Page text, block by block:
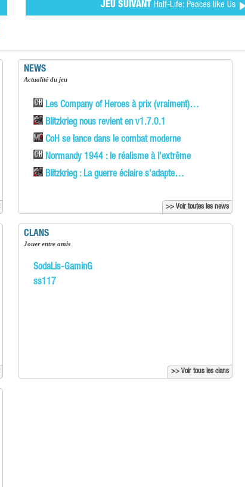
JEU SUIVANT Half-Life: Peaces like Us
NEWS
Actualité du jeu
Les Company of Heroes à prix (vraiment)…
Blitzkrieg nous revient en v1.7.0.1
CoH se lance dans le combat moderne
Normandy 1944 : le réalisme à l'extrême
Blitzkrieg : La guerre éclaire s'adapte…
>> Voir toutes les news
CLANS
Jouer entre amis
SodaLis-GaminG
ss117
>> Voir tous les clans